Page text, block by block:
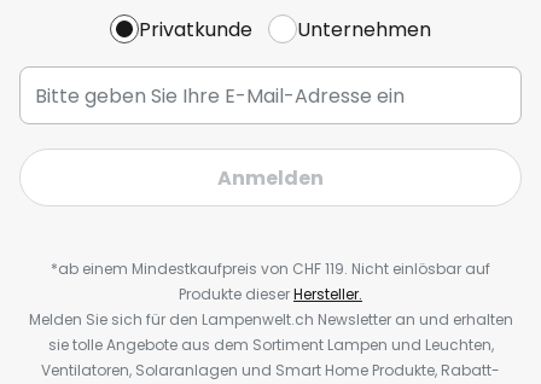
Privatkunde Unternehmen
Anmelden
*ab einem Mindestkaufpreis von CHF 119. Nicht einlösbar auf
Produkte dieserHersteller.
Melden Sie sich für den Lampenwelt.ch Newsletter an und erhalten
sie tolle Angebote aus dem Sortiment Lampen und Leuchten,
Ventilatoren, Solaranlagen und Smart Home Produkte, Rabatt-